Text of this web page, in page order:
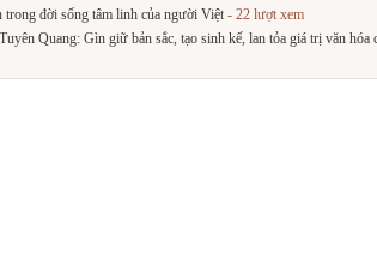
trong đời sống tâm linh của người Việt - 22 lượt xem
Quang: Gìn giữ bản sắc, tạo sinh kế, lan tỏa giá trị văn hóa